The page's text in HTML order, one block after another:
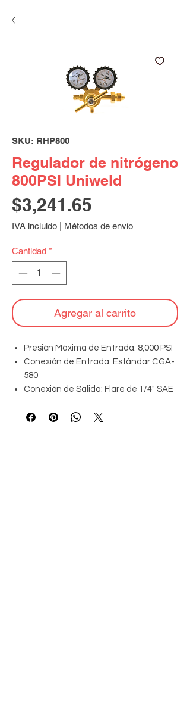
SKU: RHP800
Regulador de nitrógeno
800PSI Uniweld
$3,241.65
IVA incluido Métodos de envío
Cantidad *
Agregar al carrito
Presión Máxima de Entrada: 8,000 PSI
Conexión de Entrada: Estándar CGA-
580
Conexión de Salida: Flare de 1/4" SAE